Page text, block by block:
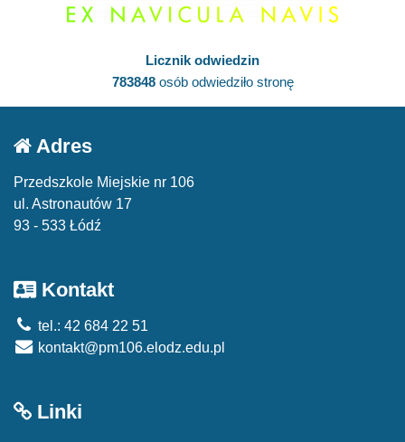
Licznik odwiedzin
783848osób odwiedziło stronę
Adres
Przedszkole Miejskie nr 106
ul. Astronautów 17
93 - 533 Łódź
Kontakt
tel.: 42 684 22 51
kontakt@pm106.elodz.edu.pl
Linki